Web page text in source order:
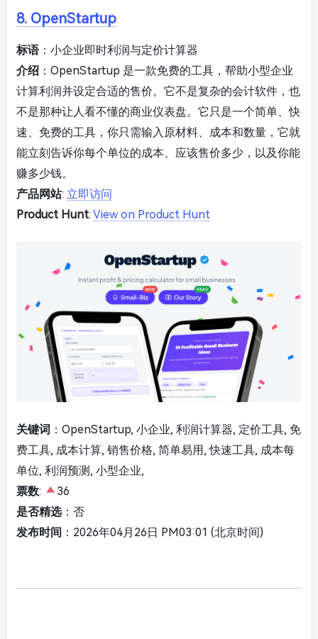
8. OpenStartup
标语：小企业即时利润与定价计算器
介绍 ：OpenStartup 是一款免费的工具，帮助小型企业
计算利润并设定合适的售价。它不是复杂的会计软件，也
不是那种让人看不懂的商业仪表盘。它只是一个简单、快
速、免费的工具，你只需输入原材料、成本和数量，它就
能立刻告诉你每个单位的成本、应该售价多少，以及你能
赚多少钱。
产品网站: 立即访问
Product Hunt: View on Product Hunt
关键词 ：OpenStartup, 小企业, 利润计算器, 定价工具, 免
费工具, 成本计算, 销售价格, 简单易用, 快速工具, 成本每
单位, 利润预测, 小型企业,
票数:
36
是否精选：否
发布时间 ：2026年04月26日 PM03:01 (北京时间)